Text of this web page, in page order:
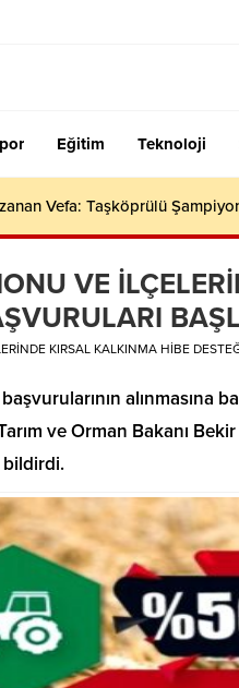
Eğitim Teknoloji
Vefa: Taşköprülü
VE
KIRSAL KALKINMA HİBE
alınmasına
ve Orman Bakanı
bildirdi.